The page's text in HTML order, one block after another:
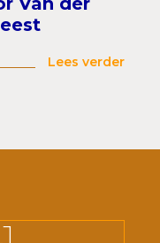
Lees verder